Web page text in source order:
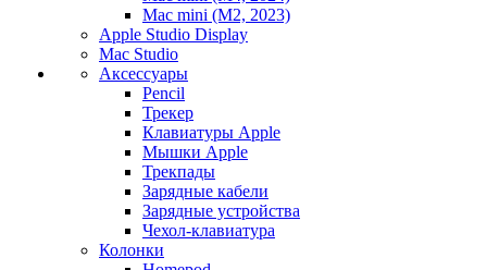
Mac mini (M2, 2023)
Apple Studio Display
Mac Studio
Аксессуары
Pencil
Трекер
Клавиатуры Apple
Мышки Apple
Трекпады
Зарядные кабели
Зарядные устройства
Чехол-клавиатура
Колонки